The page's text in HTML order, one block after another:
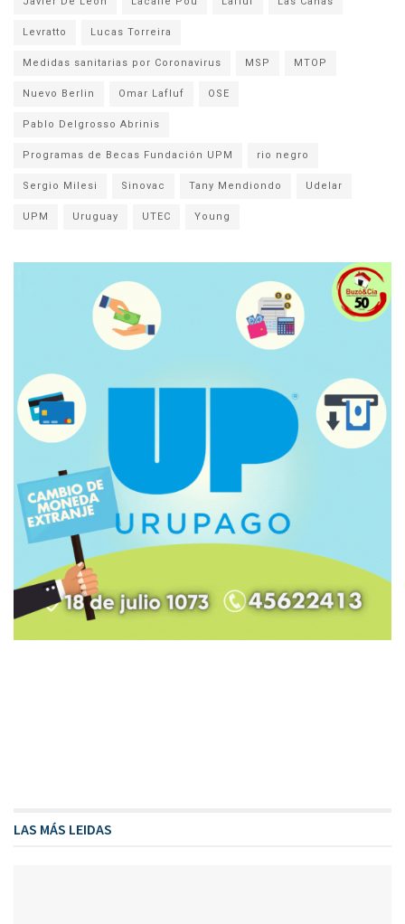
Levratto Lucas Torreira
Medidas sanitarias por Coronavirus MSP MTOP
Nuevo Berlin Omar Lafluf OSE
Pablo Delgrosso Abrinis
Programas de Becas Fundación UPM rio negro
Sergio Milesi Sinovac Tany Mendiondo Udelar
UPM Uruguay UTEC Young
LAS MÁS LEIDAS